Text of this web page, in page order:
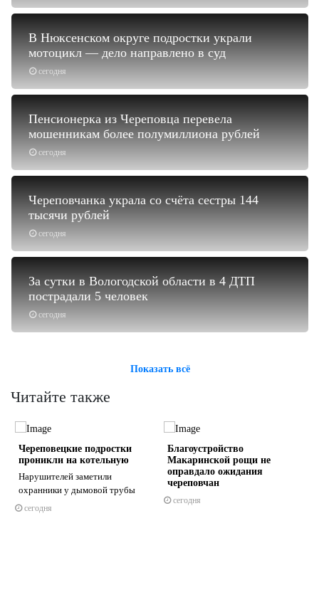
сегодня
В Нюксенском округе подростки украли
мотоцикл — дело направлено в суд
сегодня
Пенсионерка из Череповца перевела
мошенникам более полумиллиона рублей
сегодня
Череповчанка украла со счёта сестры 144
тысячи рублей
сегодня
За сутки в Вологодской области в 4 ДТП
пострадали 5 человек
Показать всё
Читайте также
Череповецкие подростки
проникли на котельную
Нарушителей заметили
охранники у дымовой трубы
сегодня
Благоустройство
Макаринской рощи не
оправдало ожидания
череповчан
сегодня